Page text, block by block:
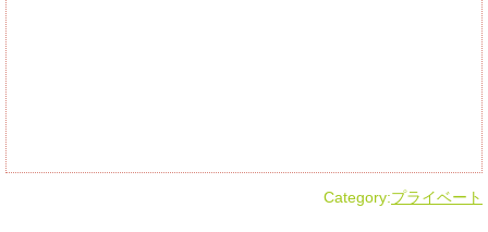
Category:プライベート